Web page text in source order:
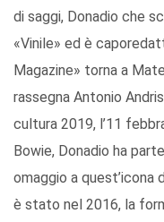
di saggi, Donadio che
«Vinile» ed è
Magazine» torna a
rassegna Antonio
cultura 2019, l’11
Bowie, Donadio ha
omaggio a quest’icona
è stato nel 2016, la